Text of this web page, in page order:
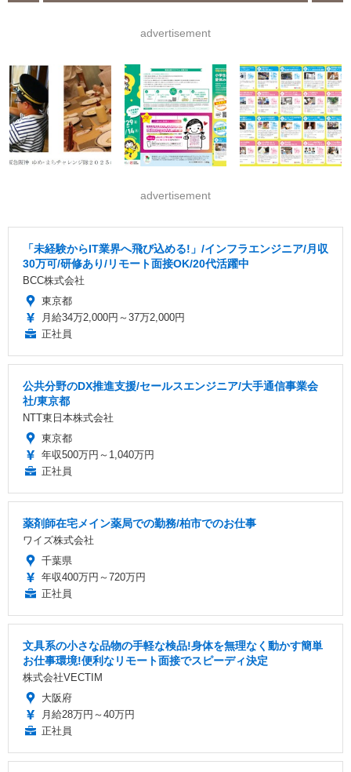
advertisement
advertisement
「未経験からIT業界へ飛び込める!」/インフラエンジニア/月収
30万可/研修あり/リモート面接OK/20代活躍中
BCC株式会社
東京都
月給34万2,000円～37万2,000円
正社員
公共分野のDX推進支援/セールスエンジニア/大手通信事業会
社/東京都
NTT東日本株式会社
東京都
年収500万円～1,040万円
正社員
薬剤師在宅メイン薬局での勤務/柏市でのお仕事
ワイズ株式会社
千葉県
年収400万円～720万円
正社員
文具系の小さな品物の手軽な検品!身体を無理なく動かす簡単
お仕事環境!便利なリモート面接でスピーディ決定
株式会社VECTIM
大阪府
月給28万円～40万円
正社員